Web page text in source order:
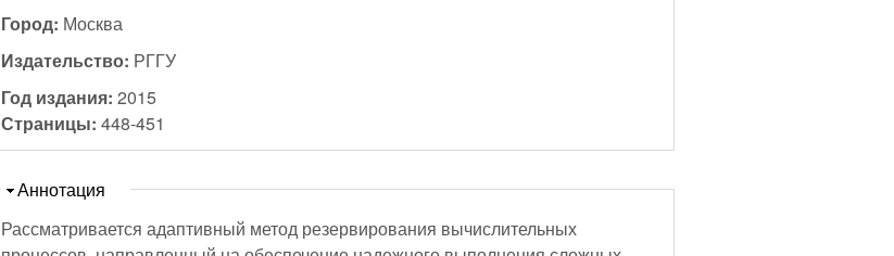
Город: Москва
Издательство: РГГУ
Год издания:2015
Страницы:448-451
Скрыть
Аннотация
Рассматривается адаптивный метод резервирования вычислительных